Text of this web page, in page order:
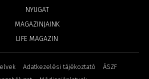
NYUGAT
MAGAZINJAINK
LIFE MAGAZIN
Adatkezelési tájékoztató
ÁSZF